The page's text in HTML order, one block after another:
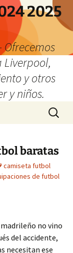
2025
y otros
y niños.
Buscar:
baratas
camiseta futbol
de futbol
no vino
del accidente,
necesitan ese